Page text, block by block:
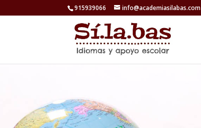
915939066 info@academiasilabas.com